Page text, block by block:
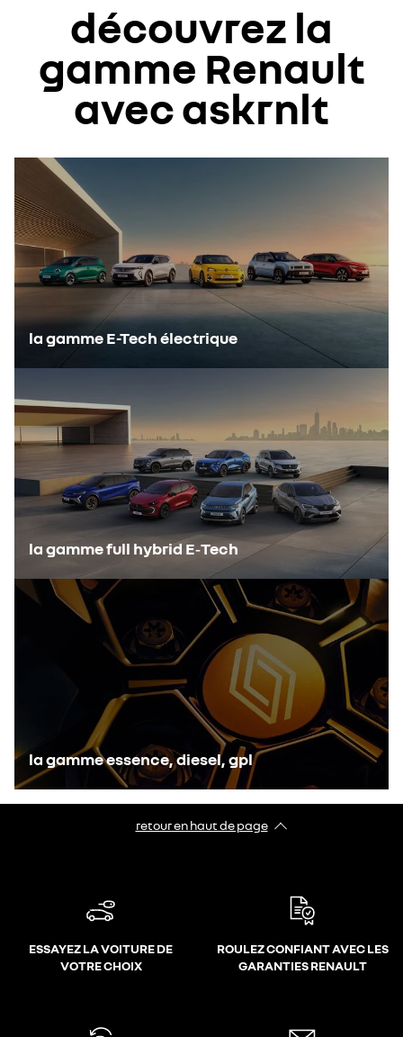
découvrez la
gamme Renault
avec askrnlt
la gamme E-Tech électrique
la gamme full hybrid E‑Tech
la gamme essence, diesel, gpl
retour en haut de page​
ESSAYEZ LA VOITURE DE
VOTRE CHOIX
ROULEZ CONFIANT AVEC LES
GARANTIES RENAULT